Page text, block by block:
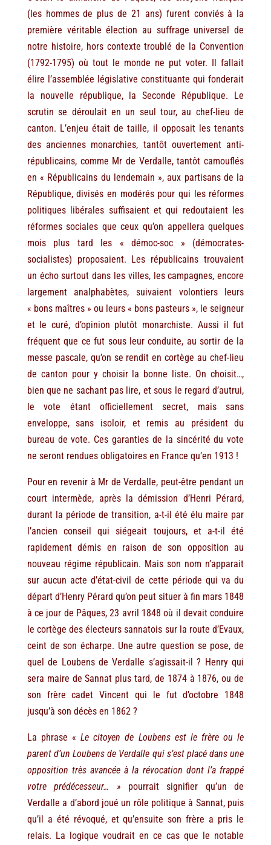
(les hommes de plus de 21 ans) furent conviés à la
première véritable élection au suffrage universel de
notre histoire, hors contexte troublé de la Convention
(1792-1795) où tout le monde ne put voter. Il fallait
élire l’assemblée législative constituante qui fonderait
la nouvelle république, la Seconde République. Le
scrutin se déroulait en un seul tour, au chef-lieu de
canton. L’enjeu était de taille, il opposait les tenants
des anciennes monarchies, tantôt ouvertement anti-
républicains, comme Mr de Verdalle, tantôt camouflés
en « Républicains du lendemain », aux partisans de la
République, divisés en modérés pour qui les réformes
politiques libérales suffisaient et qui redoutaient les
réformes sociales que ceux qu’on appellera quelques
mois plus tard les « démoc-soc » (démocrates-
socialistes) proposaient. Les républicains trouvaient
un écho surtout dans les villes, les campagnes, encore
largement analphabètes, suivaient volontiers leurs
« bons maîtres » ou leurs « bons pasteurs », le seigneur
et le curé, d’opinion plutôt monarchiste. Aussi il fut
fréquent que ce fut sous leur conduite, au sortir de la
messe pascale, qu’on se rendit en cortège au chef-lieu
de canton pour y choisir la bonne liste. On choisit…,
bien que ne sachant pas lire, et sous le regard d’autrui,
le vote étant officiellement secret, mais sans
enveloppe, sans isoloir, et remis au président du
bureau de vote. Ces garanties de la sincérité du vote
ne seront rendues obligatoires en France qu’en 1913 !
Pour en revenir à Mr de Verdalle, peut-être pendant un
court intermède, après la démission d’Henri Pérard,
durant la période de transition, a-t-il été élu maire par
l’ancien conseil qui siégeait toujours, et a-t-il été
rapidement démis en raison de son opposition au
nouveau régime républicain. Mais son nom n’apparait
sur aucun acte d’état-civil de cette période qui va du
départ d’Henry Pérard qu’on peut situer à fin mars 1848
à ce jour de Pâques, 23 avril 1848 où il devait conduire
le cortège des électeurs sannatois sur la route d’Evaux,
ceint de son écharpe. Une autre question se pose, de
quel de Loubens de Verdalle s’agissait-il ? Henry qui
sera maire de Sannat plus tard, de 1874 à 1876, ou de
son frère cadet Vincent qui le fut d’octobre 1848
jusqu’à son décès en 1862 ?
La phrase «Le citoyen de Loubens est le frère ou le
parent d’un Loubens de Verdalle qui s’est placé dans une
opposition très avancée à la révocation dont l’a frappé
votre prédécesseur… » pourrait signifier qu’un de
Verdalle a d’abord joué un rôle politique à Sannat, puis
qu’il a été révoqué, et qu’ensuite son frère a pris le
relais. La logique voudrait en ce cas que le notable